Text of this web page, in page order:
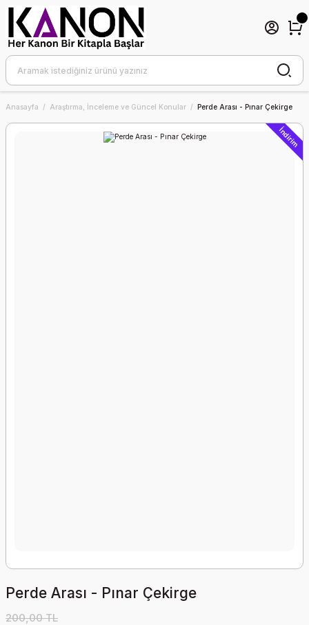
Anasayfa Araştırma, İnceleme ve Güncel Konular Perde Arası - Pınar Çekirge
İndirim
Perde Arası - Pınar Çekirge
200,00 TL